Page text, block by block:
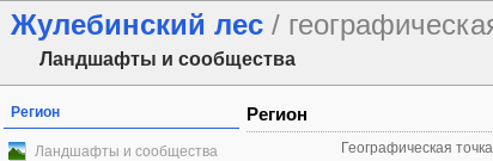
Жулебинский лес /
Ландшафты и сообщества
Регион
Ландшафты и сообщества
Регион
Географическая